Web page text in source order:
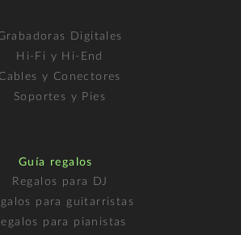
Digitales
Hi-Fi y Hi-End
Cables y Conectores
Soportes y Pies
Guía regalos
Regalos para DJ
para guitarristas
para pianistas